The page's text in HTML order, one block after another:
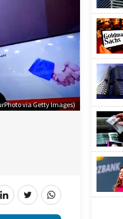
via Getty Images)